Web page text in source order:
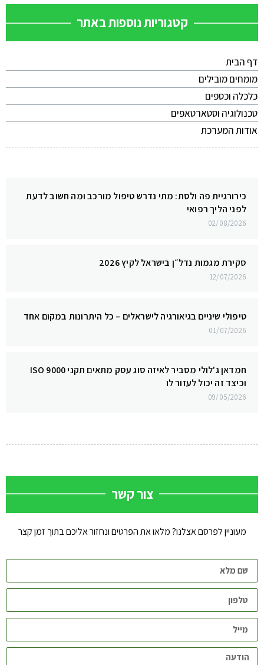
קטגוריות נוספות באתר
דף הבית
מומחים מובילים
כלכלה וכספים
טכנולוגיה וסטארטאפים
אודות המערכת
כירורגיית פה ולסת: מתי נדרש טיפול מורכב ומה חשוב לדעת
לפני הליך רפואי
02/08/2026
סקירת מגמות נדל״ן בישראל לקיץ 2026
12/07/2026
טיפולי שיניים בגיאורגיה לישראלים – כל היתרונות במקום אחד
01/07/2026
חמדאן ג'לולי מסביר לאיזה סוג עסק מתאים תקני ISO 9000
וכיצד זה יכול לעזור לו
09/05/2026
צור קשר
מעוניין לפרסם אצלנו? מלאו את הפרטים ונחזור אליכם בתוך זמן קצר